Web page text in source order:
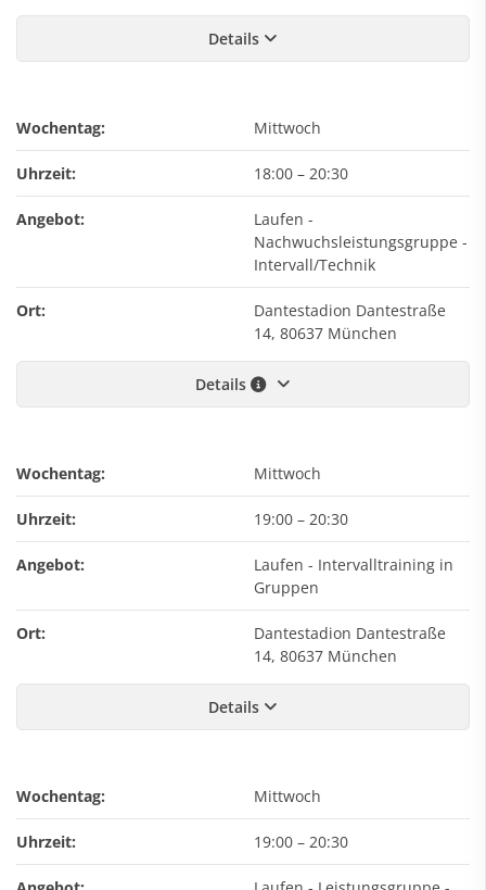
Details
Wochentag: Mittwoch
Uhrzeit: 18:00 – 20:30
Angebot:
Laufen -
Nachwuchsleistungsgruppe -
Intervall/Technik
Ort:
Dantestadion Dantestraße
14, 80637 München
Details
Wochentag: Mittwoch
Uhrzeit: 19:00 – 20:30
Angebot:
Laufen - Intervalltraining in
Gruppen
Ort:
Dantestadion Dantestraße
14, 80637 München
Details
Wochentag: Mittwoch
Uhrzeit: 19:00 – 20:30